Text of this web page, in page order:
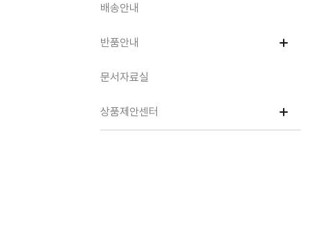
배송안내
반품안내
문서자료실
상품제안센터